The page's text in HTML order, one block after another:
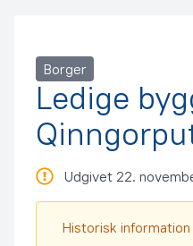
Borger
Ledige
Udgivet 22.
Historisk information